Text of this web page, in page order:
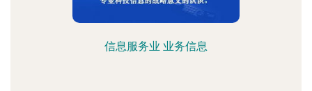
信息服务业 业务信息